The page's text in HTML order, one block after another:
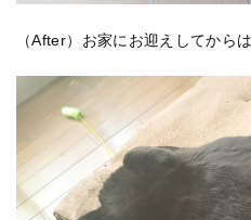
（After）お家にお迎えしてから